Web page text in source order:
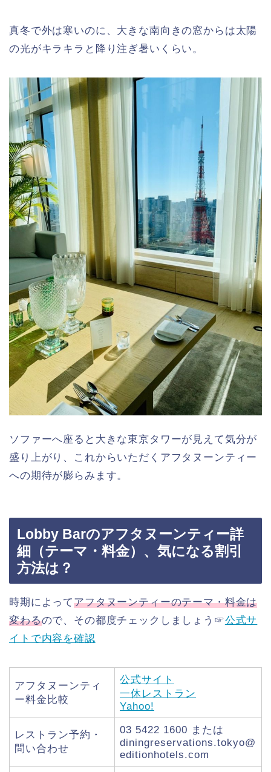
真冬で外は寒いのに、大きな南向きの窓からは太陽
の光がキラキラと降り注ぎ暑いくらい。
ソファーへ座ると大きな東京タワーが見えて気分が
盛り上がり、これからいただくアフタヌーンティー
への期待が膨らみます。
Lobby Barのアフタヌーンティー詳
細（テーマ・料金）、気になる割引
方法は？
時期によってアフタヌーンティーのテーマ・料金は
変わるので、その都度チェックしましょう☞公式サ
イトで内容を確認
アフタヌーンティ
ー料金比較
公式サイト
一休レストラン
Yahoo!
レストラン予約・
問い合わせ
03 5422 1600 または
diningreservations.tokyo@
editionhotels.com